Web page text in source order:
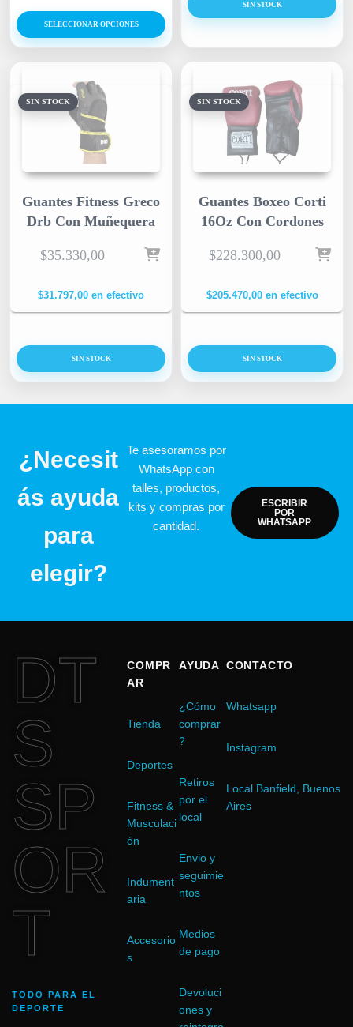
SIN STOCK
SIN STOCK
Guantes Fitness Greco
Drb Con Muñequera
$35.330,00
$31.797,00 en efectivo
SIN STOCK
SELECCIONAR OPCIONES
SIN STOCK
Guantes Boxeo Corti
16Oz Con Cordones
$228.300,00
$205.470,00en efectivo
SIN STOCK
¿Necesit
ás ayuda
para
elegir?
Te asesoramos por
WhatsApp con
talles, productos,
kits y compras por
cantidad.
ESCRIBIR
POR
WHATSAPP
DT
S
SP
OR
T
TODO PARA EL
DEPORTE
COMPR
AR
Tienda
Deportes
Fitness &
Musculaci
ón
Indument
aria
Accesorio
s
AYUDA
¿Cómo
comprar
?
Retiros
por el
local
Envio y
seguimie
ntos
Medios
de pago
Devoluci
ones y
CONTACTO
Whatsapp
Instagram
Local Banfield, Buenos
Aires